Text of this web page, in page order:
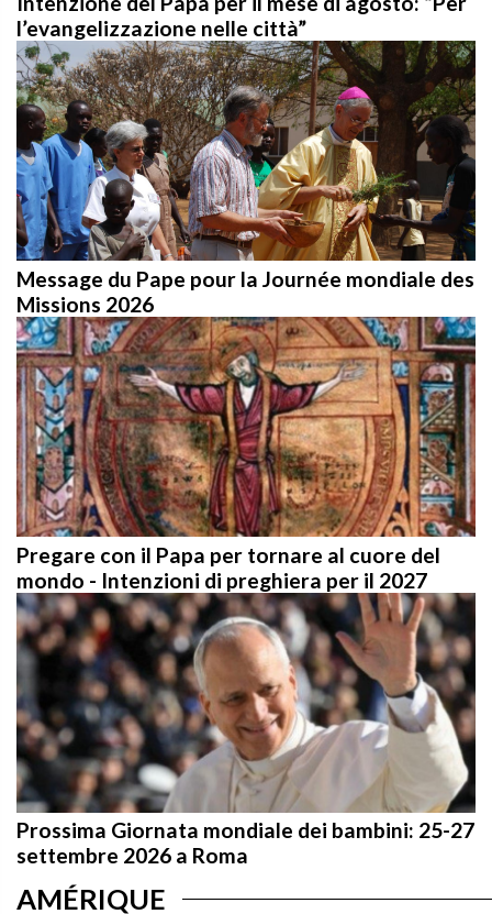
l’evangelizzazione nelle città”
Message du Pape pour la Journée mondiale des
Missions 2026
Pregare con il Papa per tornare al cuore del
mondo - Intenzioni di preghiera per il 2027
Prossima Giornata mondiale dei bambini: 25-27
settembre 2026 a Roma
AMÉRIQUE